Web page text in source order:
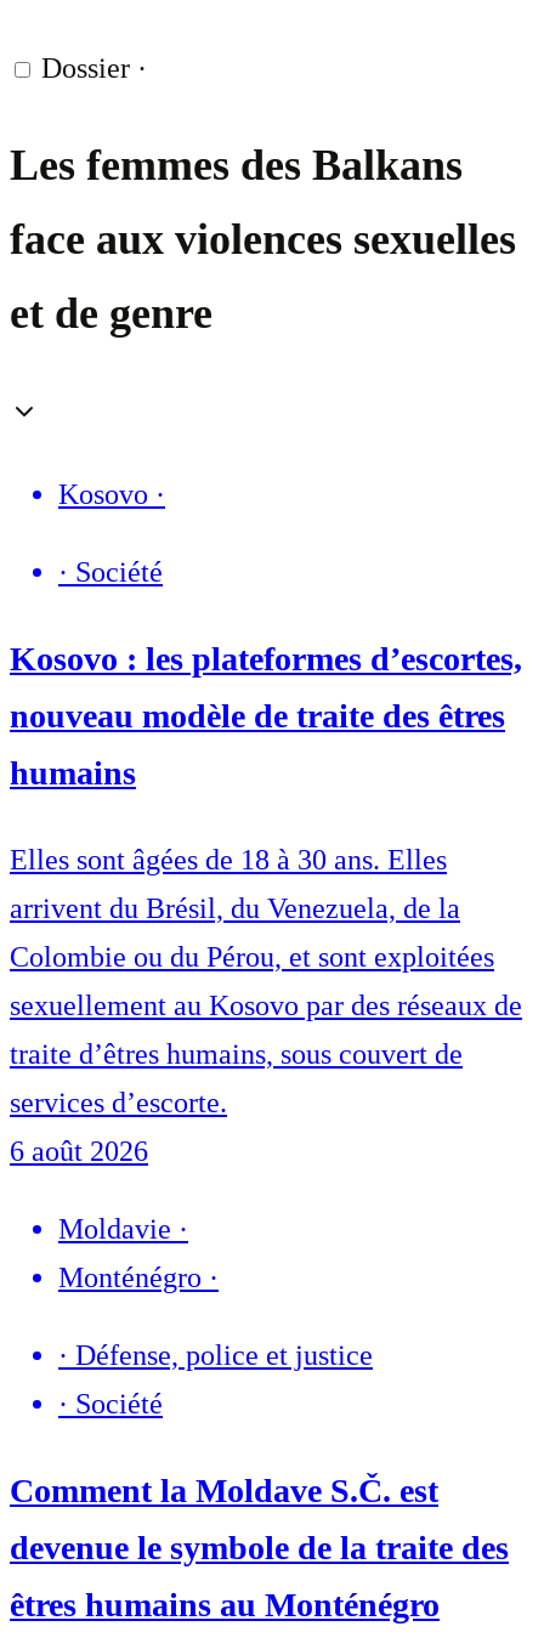
Dossier ·
Les femmes des Balkans
face aux violences sexuelles
et de genre
Kosovo ·
· Société
Kosovo : les plateformes d’escortes,
nouveau modèle de traite des êtres
humains
Elles sont âgées de 18 à 30 ans. Elles
arrivent du Brésil, du Venezuela, de la
Colombie ou du Pérou, et sont exploitées
sexuellement au Kosovo par des réseaux de
traite d’êtres humains, sous couvert de
services d’escorte.
6 août 2026
Moldavie ·
Monténégro ·
· Défense, police et justice
· Société
Comment la Moldave S.Č. est
devenue le symbole de la traite des
êtres humains au Monténégro